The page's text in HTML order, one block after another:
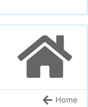
Home